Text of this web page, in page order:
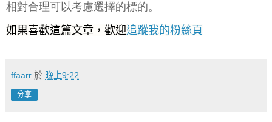
相對合理可以考慮選擇的標的。
如果喜歡這篇文章，歡迎追蹤我的粉絲頁
ffaarr 於 晚上9:22
分享